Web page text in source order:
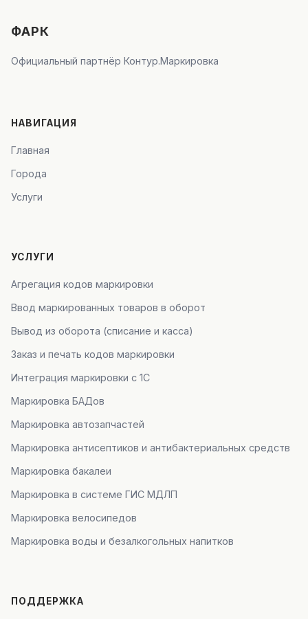
ФАРК
Официальный партнёр Контур.Маркировка
НАВИГАЦИЯ
Главная
Города
Услуги
УСЛУГИ
Агрегация кодов маркировки
Ввод маркированных товаров в оборот
Вывод из оборота (списание и касса)
Заказ и печать кодов маркировки
Интеграция маркировки с 1С
Маркировка БАДов
Маркировка автозапчастей
Маркировка антисептиков и антибактериальных средств
Маркировка бакалеи
Маркировка в системе ГИС МДЛП
Маркировка велосипедов
Маркировка воды и безалкогольных напитков
ПОДДЕРЖКА